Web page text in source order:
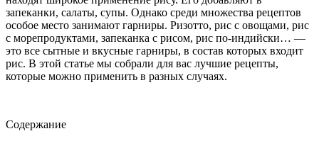
запеканки, салаты, супы. Однако среди множества рецептов
особое место занимают гарниры. Ризотто, рис с овощами, рис
с морепродуктами, запеканка с рисом, рис по-индийски… —
это все сытные и вкусные гарниры, в состав которых входит
рис. В этой статье мы собрали для вас лучшие рецепты,
которые можно применить в разных случаях.
Содержание